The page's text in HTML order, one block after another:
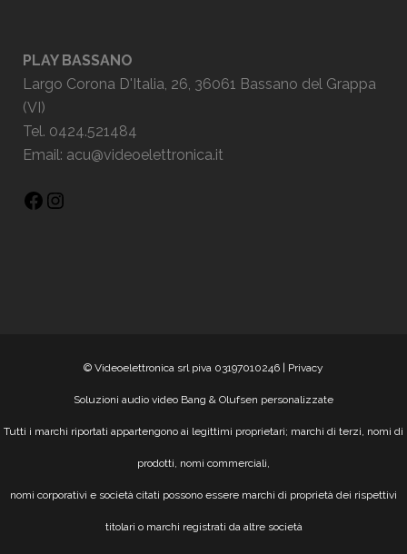
PLAY BASSANO
Largo Corona D'Italia, 26, 36061 Bassano del Grappa
(VI)
Tel. 0424.521484
Email: acu@videoelettronica.it
© Videoelettronica srl piva 03197010246 | Privacy
Soluzioni audio video Bang & Olufsen personalizzate
Tutti i marchi riportati appartengono ai legittimi proprietari; marchi di terzi, nomi di
prodotti, nomi commerciali,
nomi corporativi e società citati possono essere marchi di proprietà dei rispettivi
titolari o marchi registrati da altre società